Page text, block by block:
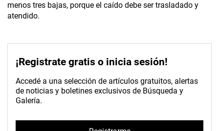
menos tres bajas, porque el caído debe ser trasladado y
atendido.
¡Registrate gratis o inicia sesión!
Accedé a una selección de artículos gratuitos, alertas
de noticias y boletines exclusivos de Búsqueda y
Galería.